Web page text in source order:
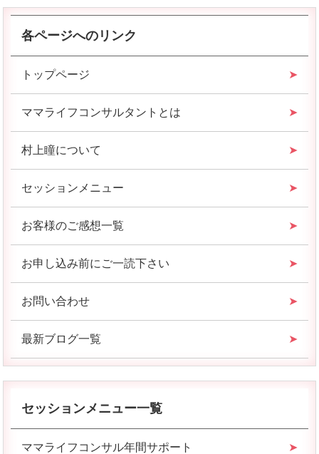
各ページへのリンク
トップページ
ママライフコンサルタントとは
村上瞳について
セッションメニュー
お客様のご感想一覧
お申し込み前にご一読下さい
お問い合わせ
最新ブログ一覧
セッションメニュー一覧
ママライフコンサル年間サポート